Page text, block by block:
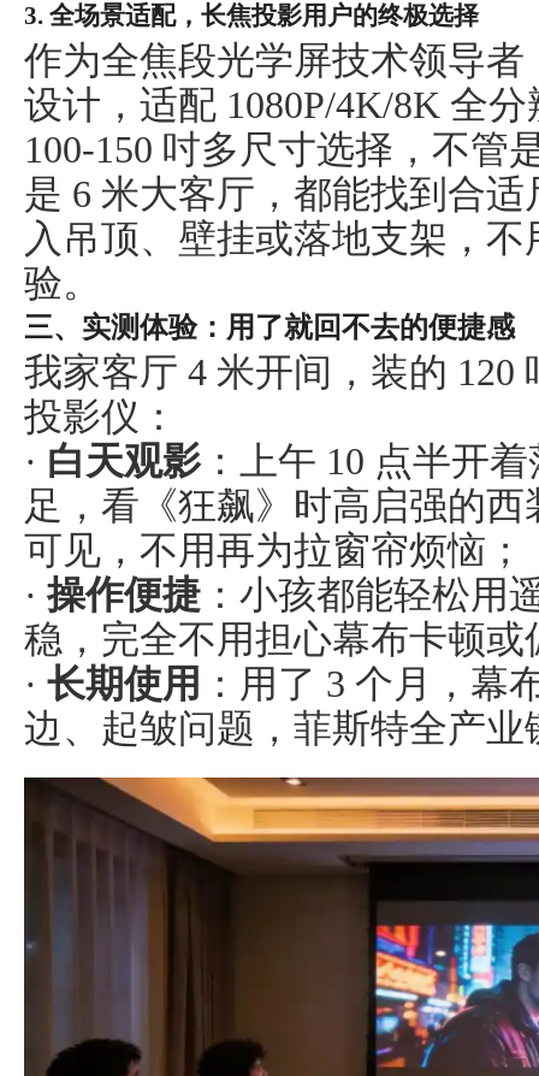
3. 全场景适配，长焦投影用户的终极选择
作为全焦段光学屏技术领导
设计，适配 1080P/4K/8K 全
100-150 吋多尺寸选择，不管
是 6 米大客厅，都能找到合
入吊顶、壁挂或落地支架，
验。
三、实测体验：用了就回不去的便捷感
我家客厅 4 米开间，装的 120
投影仪：
· 白天观影：上午 10 点半开
足，看《狂飙》时高启强的
可见，不用再为拉窗帘烦恼；
·操作便捷 ：小孩都能轻松用
稳，完全不用担心幕布卡顿或
· 长期使用 ：用了 3 个月，幕
边、起皱问题，菲斯特全产